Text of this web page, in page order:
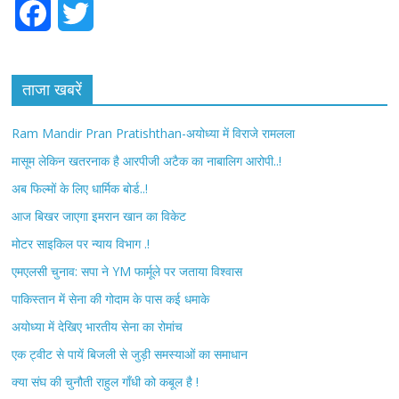
c
b
o
o
t
e
r
ताजा खबरें
Ram Mandir Pran Pratishthan-अयोध्या में विराजे रामलला
मासूम लेकिन खतरनाक है आरपीजी अटैक का नाबालिग आरोपी..!
अब फिल्मों के लिए धार्मिक बोर्ड..!
आज बिखर जाएगा इमरान खान का विकेट
मोटर साइकिल पर न्याय विभाग .!
एमएलसी चुनाव: सपा ने YM फार्मूले पर जताया विश्वास
पाकिस्तान में सेना की गोदाम के पास कई धमाके
अयोध्या में देखिए भारतीय सेना का रोमांच
एक ट्वीट से पायें बिजली से जुड़ी समस्याओं का समाधान
क्या संघ की चुनौती राहुल गाँधी को कबूल है !